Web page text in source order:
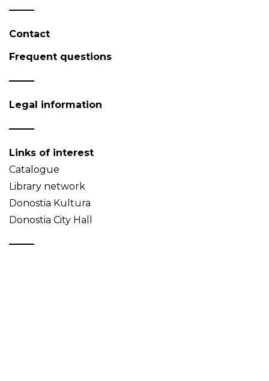
Contact
Frequent questions
Legal information
Links of interest
Catalogue
Library network
Donostia Kultura
Donostia City Hall